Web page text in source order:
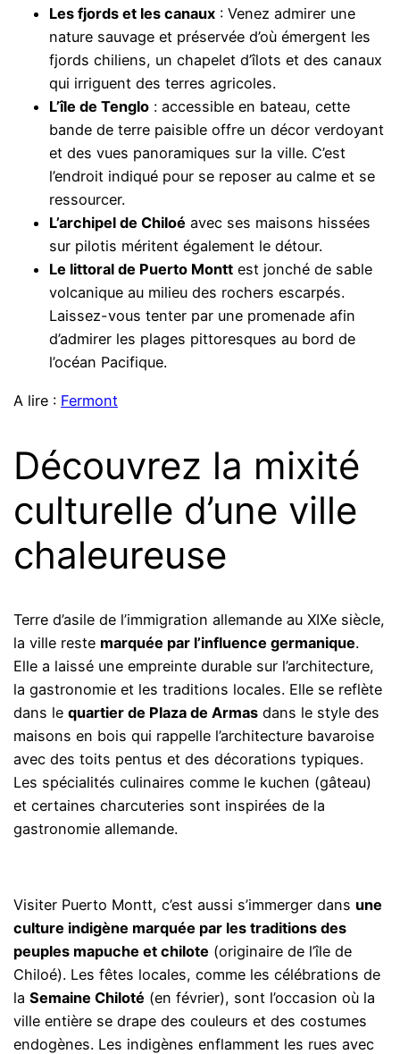
Les fjords et les canaux : Venez admirer une
nature sauvage et préservée d’où émergent les
fjords chiliens, un chapelet d’îlots et des canaux
qui irriguent des terres agricoles.
L’île de Tenglo : accessible en bateau, cette
bande de terre paisible offre un décor verdoyant
et des vues panoramiques sur la ville. C’est
l’endroit indiqué pour se reposer au calme et se
ressourcer.
L’archipel de Chiloé avec ses maisons hissées
sur pilotis méritent également le détour.
Le littoral de Puerto Montt est jonché de sable
volcanique au milieu des rochers escarpés.
Laissez-vous tenter par une promenade afin
d’admirer les plages pittoresques au bord de
l’océan Pacifique.
A lire : Fermont
Découvrez la mixité
culturelle d’une ville
chaleureuse
Terre d’asile de l’immigration allemande au XIXe siècle,
la ville reste marquée par l’influence germanique.
Elle a laissé une empreinte durable sur l’architecture,
la gastronomie et les traditions locales. Elle se reflète
dans lequartier de Plaza de Armas dans le style des
maisons en bois qui rappelle l’architecture bavaroise
avec des toits pentus et des décorations typiques.
Les spécialités culinaires comme le kuchen (gâteau)
et certaines charcuteries sont inspirées de la
gastronomie allemande.
Visiter Puerto Montt, c’est aussi s’immerger dans une
culture indigène marquée par les traditions des
peuples mapuche et chilote (originaire de l’île de
Chiloé). Les fêtes locales, comme les célébrations de
laSemaine Chiloté (en février), sont l’occasion où la
ville entière se drape des couleurs et des costumes
endogènes. Les indigènes enflamment les rues avec